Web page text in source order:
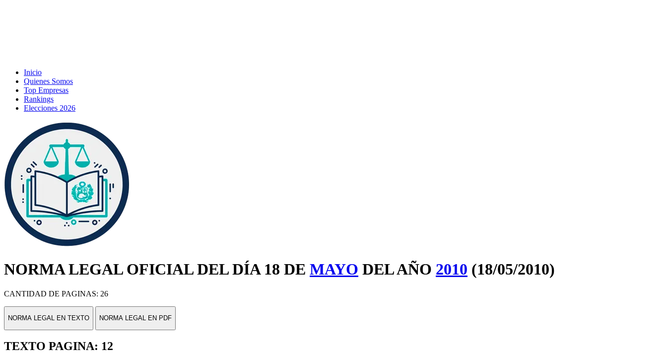
Inicio
Quienes Somos
Top Empresas
Rankings
Elecciones 2026
NORMA LEGAL OFICIAL DEL DÍA 18 DE MAYO DEL AÑO 2010 (18/05/2010)
CANTIDAD DE PAGINAS: 26
NORMA LEGAL EN TEXTO NORMA LEGAL EN PDF
TEXTO PAGINA: 12